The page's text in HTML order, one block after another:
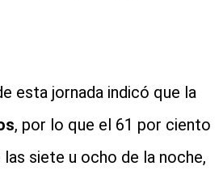
esta jornada indicó que la
, por lo que el 61 por ciento
siete u ocho de la noche,